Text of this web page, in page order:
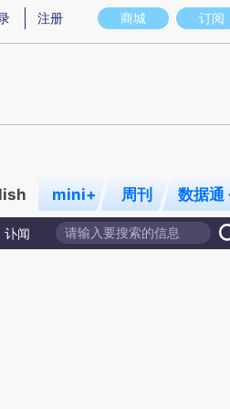
图存在偏差。不代表财新观点和立场。推
商城 订阅
注册
mini+ 周刊 数据通
讣闻